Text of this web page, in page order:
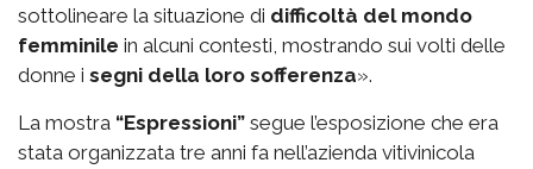
sottolineare la situazione di difficoltà del mondo
femminile in alcuni contesti, mostrando sui volti delle
donne i segni della loro sofferenza».
La mostra “Espressioni” segue l’esposizione che era
stata organizzata tre anni fa nell’azienda vitivinicola